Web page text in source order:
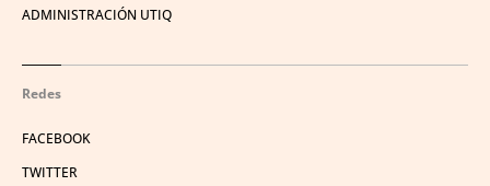
ADMINISTRACIÓN UTIQ
Redes
FACEBOOK
TWITTER